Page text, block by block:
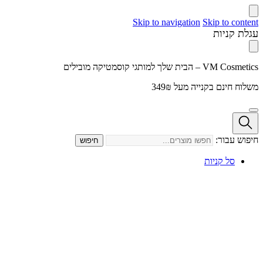
Skip to navigation Skip to content
עגלת קניות
VM Cosmetics – הבית שלך למותגי קוסמטיקה מובילים
משלוח חינם בקנייה מעל 349₪
חיפוש עבור: חיפוש
סל קניות